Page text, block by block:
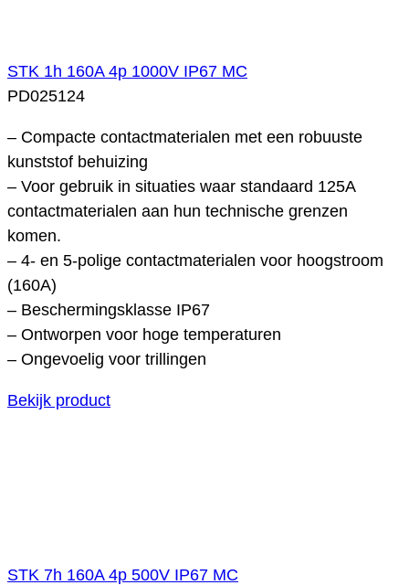
STK 1h 160A 4p 1000V IP67 MC
PD025124
– Compacte contactmaterialen met een robuuste
kunststof behuizing
– Voor gebruik in situaties waar standaard 125A
contactmaterialen aan hun technische grenzen
komen.
– 4- en 5-polige contactmaterialen voor hoogstroom
(160A)
– Beschermingsklasse IP67
– Ontworpen voor hoge temperaturen
– Ongevoelig voor trillingen
Bekijk product
STK 7h 160A 4p 500V IP67 MC